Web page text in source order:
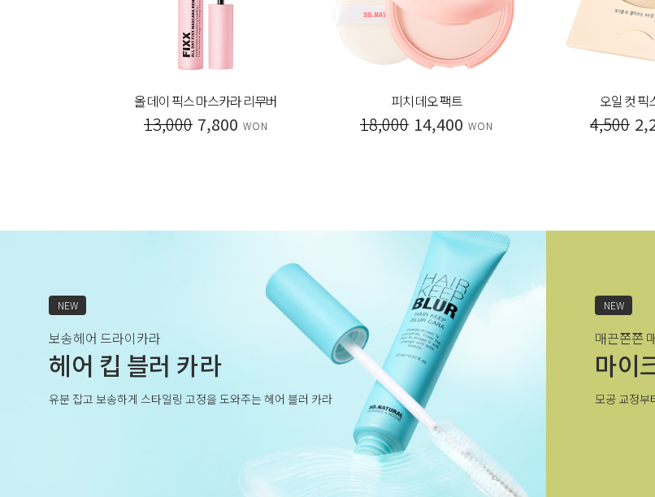
올 데이 픽스 마스카라 리무버
13,000 7,800 WON
피치 데오 팩트
18,000 14,400 WON
오일 컷 픽
4,500
NEW
보송헤어 드라이카라
헤어 킵 블러 카라
유분 잡고 보송하게 스타일링 고정을 도와주는 헤어 블러 카라
NEW
매끈쫀쫀
마이
모공 교정부